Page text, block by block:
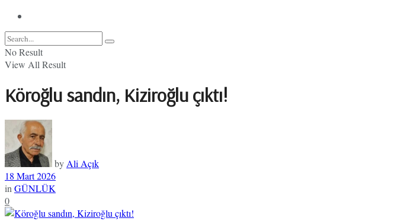
No Result
View All Result
Köroğlu sandın, Kiziroğlu çıktı!
by Ali Açık
18 Mart 2026
in GÜNLÜK
0